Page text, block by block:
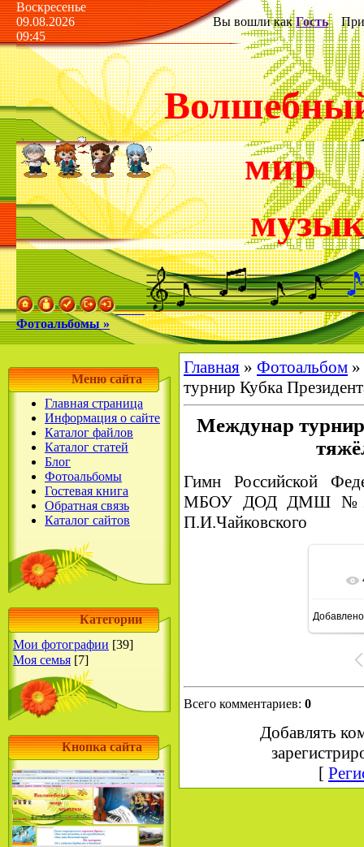
Воскресенье
09.08.2026
09:45
Вы вошли как Гость
мир
Фотоальбомы »
Меню сайта
Главная страница
Информация о сайте
Каталог файлов
Каталог статей
Блог
Фотоальбомы
Гостевая книга
Обратная связь
Каталог сайтов
Категории
Мои фотографии [39]
Моя семья [7]
Кнопка сайта
Главная » Фотоальбом »
турнир Кубка
Междунар
Гимн Российской
МБОУ ДОД ДМШ №2,
П.И.Чайковского
В
Добавлено
Всего комментариев: 0
Добавлять
[